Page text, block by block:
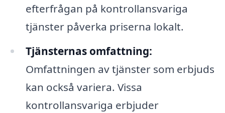
efterfrågan på kontrollansvariga
tjänster påverka priserna lokalt.
Tjänsternas omfattning:
Omfattningen av tjänster som erbjuds
kan också variera. Vissa
kontrollansvariga erbjuder